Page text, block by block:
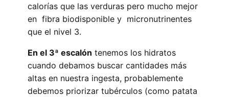
calorías que las verduras pero mucho mejor
en fibra biodisponible y micronutrinentes
que el nivel 3.
En el 3ª escalón tenemos los hidratos
cuando debamos buscar cantidades más
altas en nuestra ingesta, probablemente
debemos priorizar tubérculos (como patata